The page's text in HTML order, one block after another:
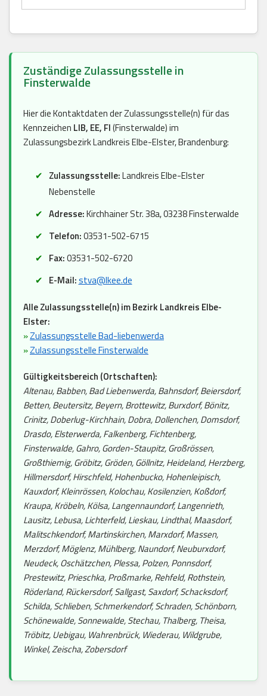
Zuständige Zulassungsstelle in
Finsterwalde
Hier die Kontaktdaten der Zulassungsstelle(n) für das
Kennzeichen LIB, EE, FI(Finsterwalde) im
Zulassungsbezirk Landkreis Elbe-Elster, Brandenburg:
Zulassungsstelle:Landkreis Elbe-Elster
Nebenstelle
Adresse:Kirchhainer Str. 38a, 03238 Finsterwalde
Telefon:03531-502-6715
Fax:03531-502-6720
E-Mail:stva@lkee.de
Alle Zulassungsstelle(n) im Bezirk Landkreis Elbe-
Elster:
»Zulassungsstelle Bad-liebenwerda
»Zulassungsstelle Finsterwalde
Gültigkeitsbereich (Ortschaften):
Altenau, Babben, Bad Liebenwerda, Bahnsdorf, Beiersdorf,
Betten, Beutersitz, Beyern, Brottewitz, Burxdorf, Bönitz,
Crinitz, Doberlug-Kirchhain, Dobra, Dollenchen, Domsdorf,
Drasdo, Elsterwerda, Falkenberg, Fichtenberg,
Finsterwalde, Gahro, Gorden-Staupitz, Großrössen,
Großthiemig, Gröbitz, Gröden, Göllnitz, Heideland, Herzberg,
Hillmersdorf, Hirschfeld, Hohenbucko, Hohenleipisch,
Kauxdorf, Kleinrössen, Kolochau, Kosilenzien, Koßdorf,
Kraupa, Kröbeln, Kölsa, Langennaundorf, Langenrieth,
Lausitz, Lebusa, Lichterfeld, Lieskau, Lindthal, Maasdorf,
Malitschkendorf, Martinskirchen, Marxdorf, Massen,
Merzdorf, Möglenz, Mühlberg, Naundorf, Neuburxdorf,
Neudeck, Oschätzchen, Plessa, Polzen, Ponnsdorf,
Prestewitz, Prieschka, Proßmarke, Rehfeld, Rothstein,
Röderland, Rückersdorf, Sallgast, Saxdorf, Schacksdorf,
Schilda, Schlieben, Schmerkendorf, Schraden, Schönborn,
Schönewalde, Sonnewalde, Stechau, Thalberg, Theisa,
Tröbitz, Uebigau, Wahrenbrück, Wiederau, Wildgrube,
Winkel, Zeischa, Zobersdorf